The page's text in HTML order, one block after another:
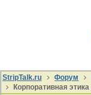
StripTalk.ru Форум
Корпоративная этика